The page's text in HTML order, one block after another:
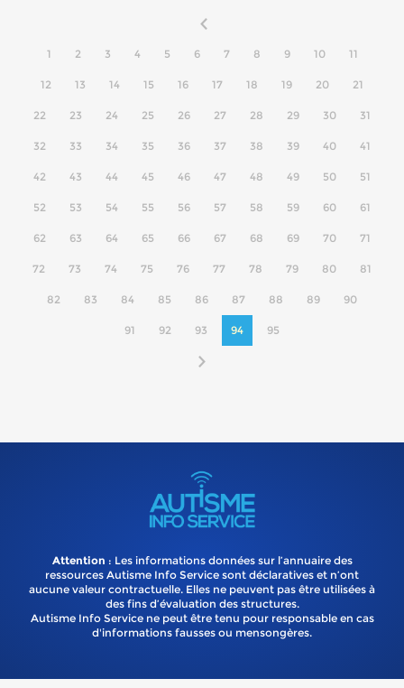
1 2 3 4 5 6 7 8 9 10 11
12 13 14 15 16 17 18 19 20 21
22 23 24 25 26 27 28 29 30 31
32 33 34 35 36 37 38 39 40 41
42 43 44 45 46 47 48 49 50 51
52 53 54 55 56 57 58 59 60 61
62 63 64 65 66 67 68 69 70 71
72 73 74 75 76 77 78 79 80 81
82 83 84 85 86 87 88 89 90
91 92 93 94 95
Attention : Les informations données sur l’annuaire des
ressources Autisme Info Service sont déclaratives et n’ont
aucune valeur contractuelle. Elles ne peuvent pas être utilisées à
des fins d’évaluation des structures.
Autisme Info Service ne peut être tenu pour responsable en cas
d'informations fausses ou mensongères.